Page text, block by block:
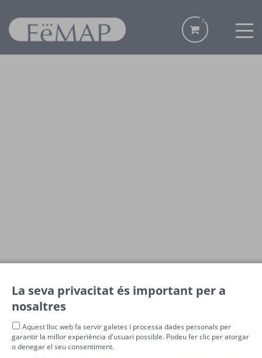
0
La seva privacitat és important per a
nosaltres
Aquest lloc web fa servir galetes i processa dades personals per
garantir la millor experiència d'usuari possible. Podeu fer clic per atorgar
o denegar el seu consentiment.